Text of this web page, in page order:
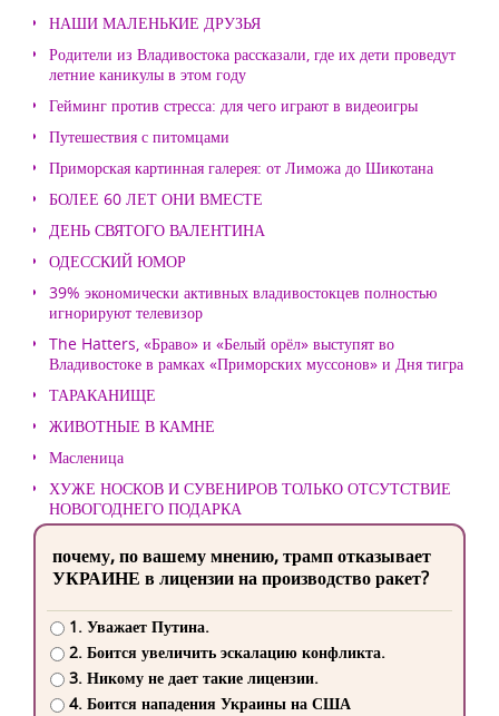
НАШИ МАЛЕНЬКИЕ ДРУЗЬЯ
Родители из Владивостока рассказали, где их дети проведут
летние каникулы в этом году
Гейминг против стресса: для чего играют в видеоигры
Путешествия с питомцами
Приморская картинная галерея: от Лиможа до Шикотана
БОЛЕЕ 60 ЛЕТ ОНИ ВМЕСТЕ
ДЕНЬ СВЯТОГО ВАЛЕНТИНА
ОДЕССКИЙ ЮМОР
39% экономически активных владивостокцев полностью
игнорируют телевизор
The Hatters, «Браво» и «Белый орёл» выступят во
Владивостоке в рамках «Приморских муссонов» и Дня тигра
ТАРАКАНИЩЕ
ЖИВОТНЫЕ В КАМНЕ
Масленица
ХУЖЕ НОСКОВ И СУВЕНИРОВ ТОЛЬКО ОТСУТСТВИЕ
НОВОГОДНЕГО ПОДАРКА
почему, по вашему мнению, трамп отказывает
УКРАИНЕ в лицензии на производство ракет?
1. Уважает Путина.
2. Боится увеличить эскалацию конфликта.
3. Никому не дает такие лицензии.
4. Боится нападения Украины на США